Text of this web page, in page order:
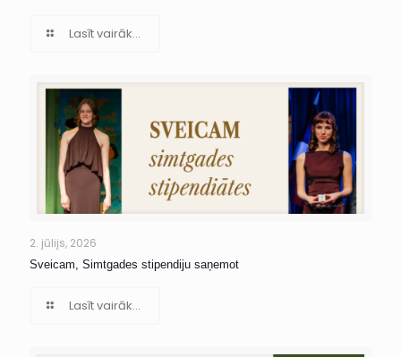
Lasīt vairāk...
2. jūlijs, 2026
Sveicam, Simtgades stipendiju saņemot
Lasīt vairāk...